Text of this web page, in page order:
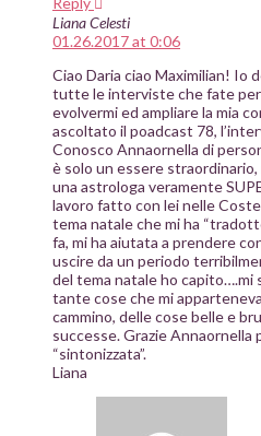
Liana Celesti
01.26.2017 at 0:06
Ciao Daria ciao Maximilian! Io
tutte le interviste che fate
evolvermi ed ampliare la mia
ascoltato il poadcast 78,
Conosco Annaornella di
è solo un essere
una astrologa veramente
lavoro fatto con lei nelle
tema natale che mi ha
fa, mi ha aiutata a prendere
uscire da un periodo
del tema natale ho capito….mi
tante cose che mi
cammino, delle cose belle e
successe. Grazie Annaornella
“sintonizzata”.
Liana